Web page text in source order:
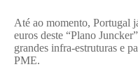
Até ao momento, Portugal
euros deste “Plano
grandes infra-estruturas e
PME.